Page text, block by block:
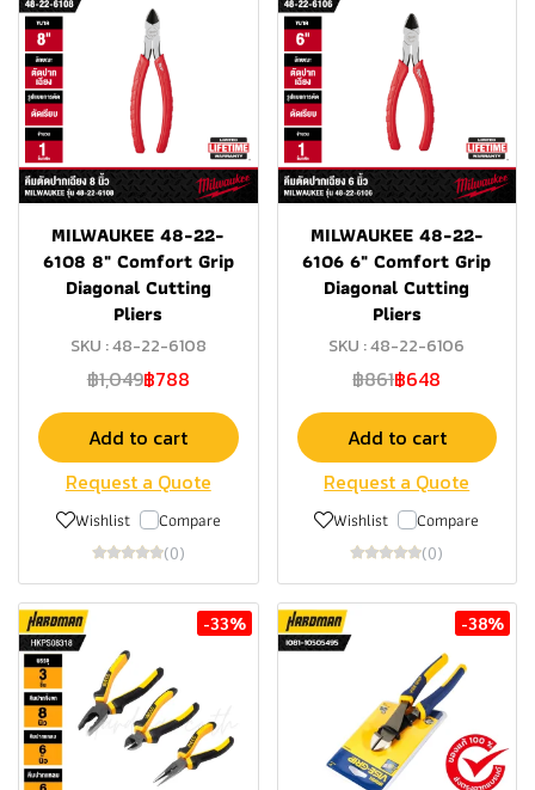
MILWAUKEE 48-22-
6108 8" Comfort Grip
Diagonal Cutting
Pliers
SKU : 48-22-6108
฿1,049฿788
Add to cart
Request a Quote
Wishlist Compare
(0)
MILWAUKEE 48-22-
6106 6" Comfort Grip
Diagonal Cutting
Pliers
SKU : 48-22-6106
฿861฿648
Add to cart
Request a Quote
Wishlist Compare
(0)
-33% -38%